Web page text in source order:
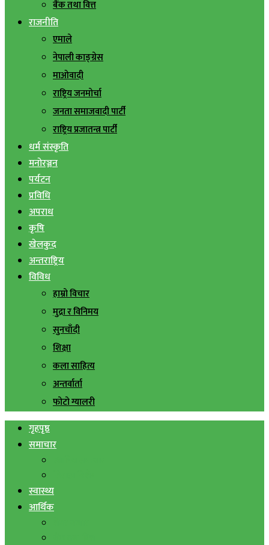
बैंक तथा वित्त
राजनीति
एमाले
नेपाली काङ्ग्रेस
माओवादी
राष्ट्रिय जनमोर्चा
जनता समाजवादी पार्टी
राष्ट्रिय प्रजातन्त्र पार्टी
धर्म संस्कृति
मनोरञ्जन
पर्यटन
प्रविधि
अपराध
कृषि
खेलकुद
अन्तराष्ट्रिय
विविध
हाम्रो विचार
मुद्रा र विनिमय
सुनचाँदी
शिक्षा
कला साहित्य
अन्तर्वार्ता
फोटो ग्यालरी
गृहपृष्ठ
समाचार
स्वास्थ्य
आर्थिक